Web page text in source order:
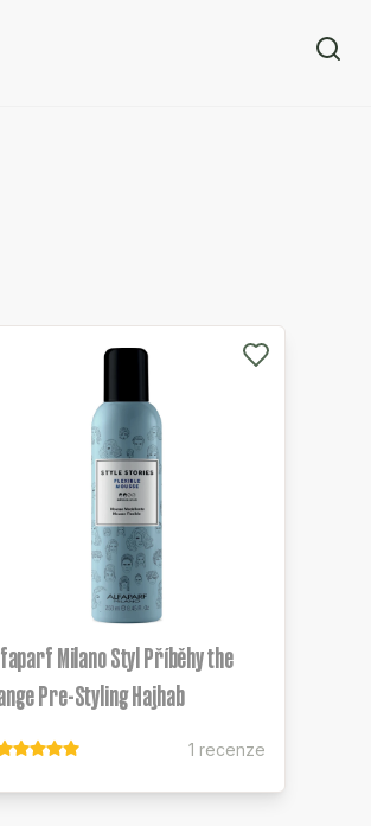
Milano Styl Příběhy the
Pre-Styling Hajhab
1 recenze